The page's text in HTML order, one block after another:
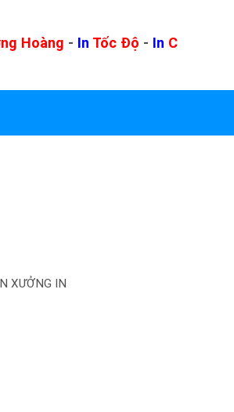
In Tốc Độ - In Chất Lượng-
XƯỞNG IN